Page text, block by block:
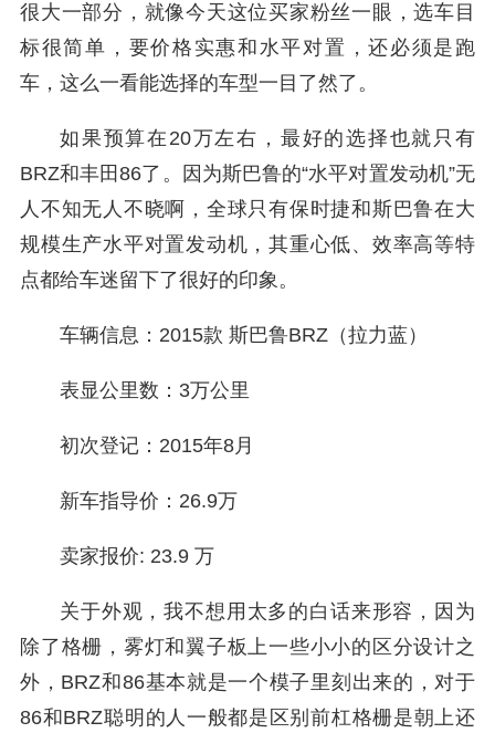
很大一部分，就像今天这位买家粉丝一眼，选车目
标很简单，要价格实惠和水平对置，还必须是跑
车，这么一看能选择的车型一目了然了。
如果预算在20万左右，最好的选择也就只有
BRZ和丰田86了。因为斯巴鲁的“水平对置发动机”无
人不知无人不晓啊，全球只有保时捷和斯巴鲁在大
规模生产水平对置发动机，其重心低、效率高等特
点都给车迷留下了很好的印象。
车辆信息：2015款 斯巴鲁BRZ（拉力蓝）
表显公里数：3万公里
初次登记：2015年8月
新车指导价：26.9万
卖家报价: 23.9 万
关于外观，我不想用太多的白话来形容，因为
除了格栅，雾灯和翼子板上一些小小的区分设计之
外，BRZ和86基本就是一个模子里刻出来的，对于
86和BRZ聪明的人一般都是区别前杠格栅是朝上还